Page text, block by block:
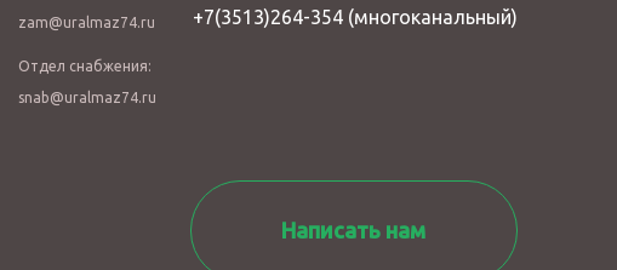
zam@uralmaz74.ru
Отдел снабжения:
snab@uralmaz74.ru
+7(3513)264-354(многоканальный)
Написать нам